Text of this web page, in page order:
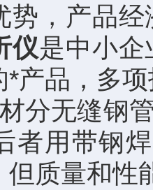
势，产品
仪是中小
*产品，多
分无缝钢
者用带钢
但质量和性